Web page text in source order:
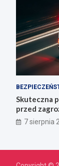
Skuteczna
przed
7 sierpnia